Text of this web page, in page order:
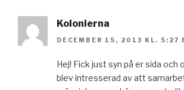
Kolonierna
DECEMBER 15, 2013 KL. 5:27
Hej! Fick just syn på er sida och
blev intresserad av att